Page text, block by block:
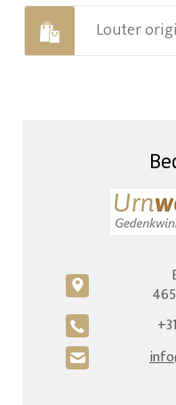
Louter
c
A
H